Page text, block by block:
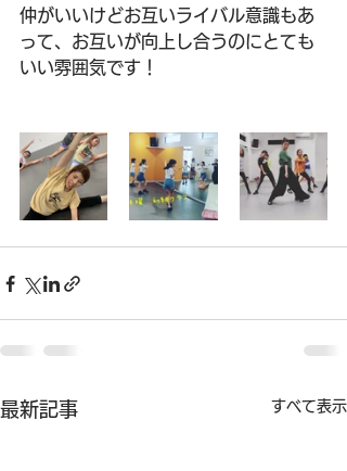
仲がいいけどお互いライバル意識もあ
って、お互いが向上し合うのにとても
いい雰囲気です！
最新記事 すべて表示